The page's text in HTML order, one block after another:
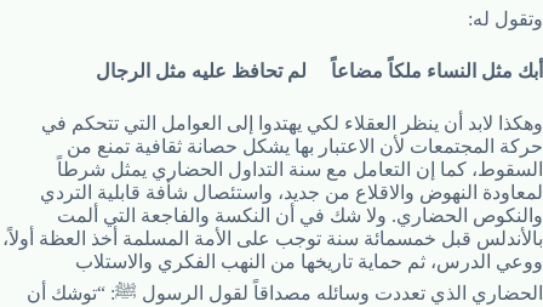
وتقول له:
أبك مثل النساء ملكاً مضاعاً لم تحافظ عليه مثل الرجال
وهكذا لابد أن ينظر العقلاء لكي يهتدوا إلى العوامل التي تتحكم في
حركة المجتمعات لأن الاعتبار بها يشكل حصانة ثقافية تمنع من
السقوط، كما إن التعامل مع سنة التداول الحضاري يمثل شرطاً
لمعاودة النهوض والاقلاع من جديد، واستئصال شأفة قابلية التردي
والنكوص الحضاري. ولا شك في أن النكسة والفاجعة التي ألمت
بالأندلس قبل خمسمائة سنة توجب على الأمة المسلمة أخذ العظة أولاً،
ووعي الدرس، ثم حماية تاريخها من النهب الفكري والاستلاب
الحضاري الذي تعددت وسائله مصداقاً لقول الرسول ﷺ: “توشك أن